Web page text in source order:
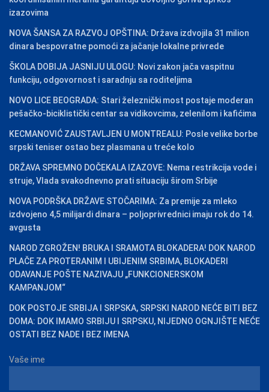
izazovima
NOVA ŠANSA ZA RAZVOJ OPŠTINA: Država izdvojila 31 milion
dinara bespovratne pomoći za jačanje lokalne privrede
ŠKOLA DOBIJA JASNIJU ULOGU: Novi zakon jača vaspitnu
funkciju, odgovornost i saradnju sa roditeljima
NOVO LICE BEOGRADA: Stari železnički most postaje moderan
pešačko-biciklistički centar sa vidikovcima, zelenilom i kafićima
KECMANOVIĆ ZAUSTAVLJEN U MONTREALU: Posle velike borbe
srpski teniser ostao bez plasmana u treće kolo
DRŽAVA SPREMNO DOČEKALA IZAZOVE: Nema restrikcija vode i
struje, Vlada svakodnevno prati situaciju širom Srbije
NOVA PODRŠKA DRŽAVE STOČARIMA: Za premije za mleko
izdvojeno 4,5 milijardi dinara – poljoprivrednici imaju rok do 14.
avgusta
NAROD ZGROŽEN! BRUKA I SRAMOTA BLOKADERA! DOK NAROD
PLAČE ZA PROTERANIM I UBIJENIM SRBIMA, BLOKADERI
ODAVANJE POŠTE NAZIVAJU „FUNKCIONERSKOM
KAMPANJOM“
DOK POSTOJE SRBIJA I SRPSKA, SRPSKI NAROD NEĆE BITI BEZ
DOMA: DOK IMAMO SRBIJU I SRPSKU, NIJEDNO OGNJIŠTE NEĆE
OSTATI BEZ NADE I BEZ IMENA
Vaše ime